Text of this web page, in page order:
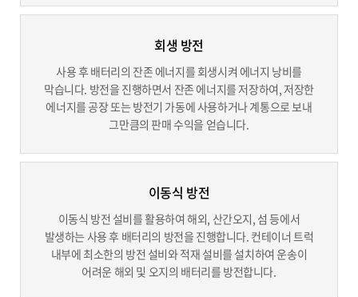
회생 방전
사용 후 배터리의 잔존 에너지를 회생시켜 에너지 낭비를
막습니다. 방전을 진행하면서 잔존 에너지를 저장하여, 저장한
에너지를 공장 또는 방전기 가동에 사용하거나 계통으로 보내
그만큼의 판매 수익을 얻습니다.
이동식 방전
이동식 방전 설비를 활용하여 해외, 산간오지, 섬 등에서
발생하는 사용 후 배터리의 방전을 진행합니다. 컨테이너 트럭
내부에 최소한의 방전 설비와 적재 설비를 설치하여 운송이
어려운 해외 및 오지의 배터리를 방전합니다.